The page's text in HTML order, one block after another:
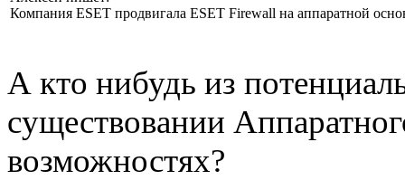
Компания ESET продвигала ESET Firewall на аппаратной
А кто нибудь из
существовании
возможностях?